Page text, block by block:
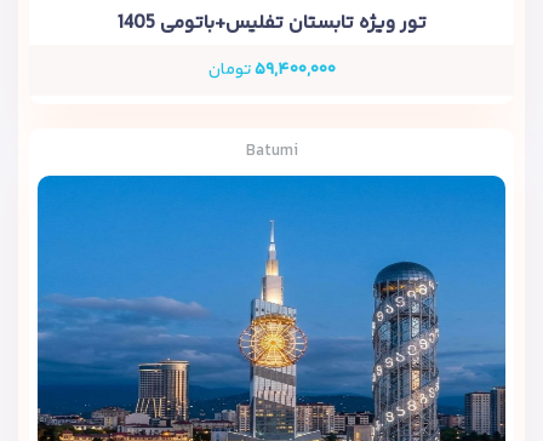
تور ویژه تابستان تفلیس+باتومی 1405
۵۹,۴۰۰,۰۰۰تومان
Batumi